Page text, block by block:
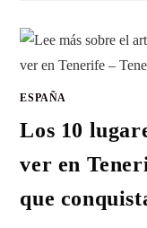
ESPAÑA
Los 10
ver en
que